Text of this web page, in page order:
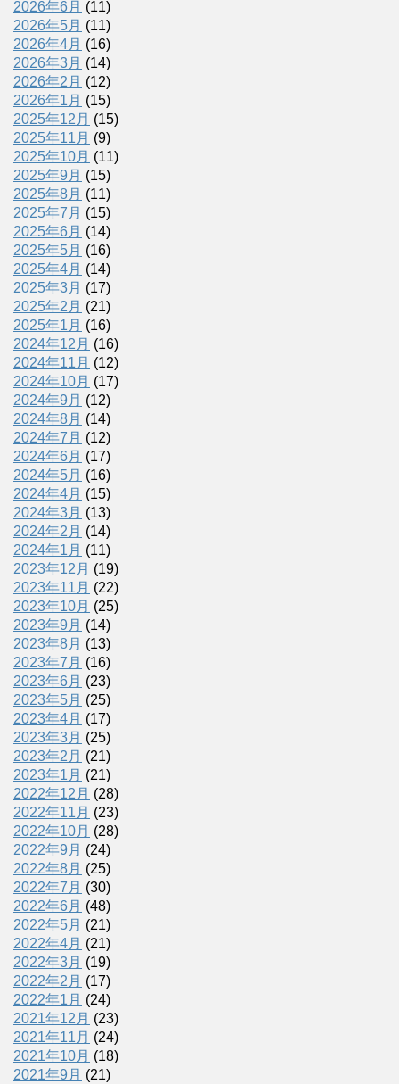
2026年6月 (11)
2026年5月 (11)
2026年4月 (16)
2026年3月 (14)
2026年2月 (12)
2026年1月 (15)
2025年12月 (15)
2025年11月 (9)
2025年10月 (11)
2025年9月 (15)
2025年8月 (11)
2025年7月 (15)
2025年6月 (14)
2025年5月 (16)
2025年4月 (14)
2025年3月 (17)
2025年2月 (21)
2025年1月 (16)
2024年12月 (16)
2024年11月 (12)
2024年10月 (17)
2024年9月 (12)
2024年8月 (14)
2024年7月 (12)
2024年6月 (17)
2024年5月 (16)
2024年4月 (15)
2024年3月 (13)
2024年2月 (14)
2024年1月 (11)
2023年12月 (19)
2023年11月 (22)
2023年10月 (25)
2023年9月 (14)
2023年8月 (13)
2023年7月 (16)
2023年6月 (23)
2023年5月 (25)
2023年4月 (17)
2023年3月 (25)
2023年2月 (21)
2023年1月 (21)
2022年12月 (28)
2022年11月 (23)
2022年10月 (28)
2022年9月 (24)
2022年8月 (25)
2022年7月 (30)
2022年6月 (48)
2022年5月 (21)
2022年4月 (21)
2022年3月 (19)
2022年2月 (17)
2022年1月 (24)
2021年12月 (23)
2021年11月 (24)
2021年10月 (18)
2021年9月 (21)